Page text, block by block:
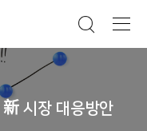
시장 대응방안